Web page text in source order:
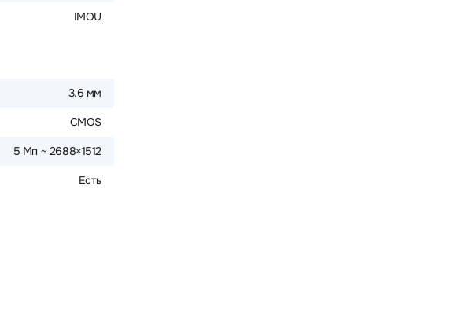
IMOU
3.6 мм
CMOS
5 Мп ~ 2688×1512
Есть